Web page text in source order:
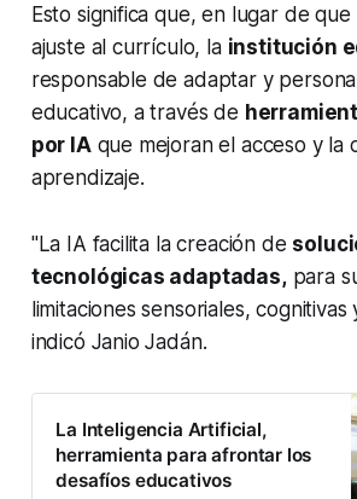
Esto significa que, en lugar de
ajuste al currículo, la institución
responsable de adaptar y
educativo, a través de
por IAque mejoran el acceso y la
aprendizaje.
"La IA facilita la creación de
tecnológicas adaptadas,para
limitaciones sensoriales, cognitivas
indicó Janio Jadán.
La Inteligencia Artificial,
herramienta para afrontar los
desafíos educativos